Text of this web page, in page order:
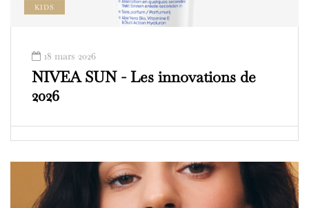
KIDS
18 mars 2026
NIVEA SUN - Les innovations de
2026